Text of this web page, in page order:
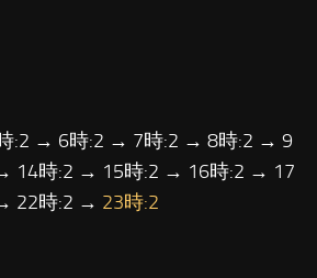
:2 → 6時:2 → 7時:2 → 8時:2 → 9
14時:2 → 15時:2 → 16時:2 → 17
22時:2 → 23時:2